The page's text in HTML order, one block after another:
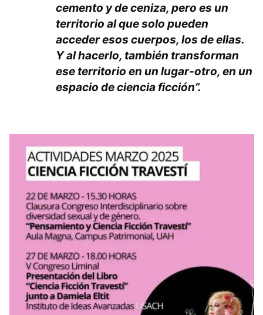
cemento y de ceniza, pero es un
territorio al que solo pueden
acceder esos cuerpos, los de ellas.
Y al hacerlo, también transforman
ese territorio en un lugar-otro, en un
espacio de ciencia ficción”.